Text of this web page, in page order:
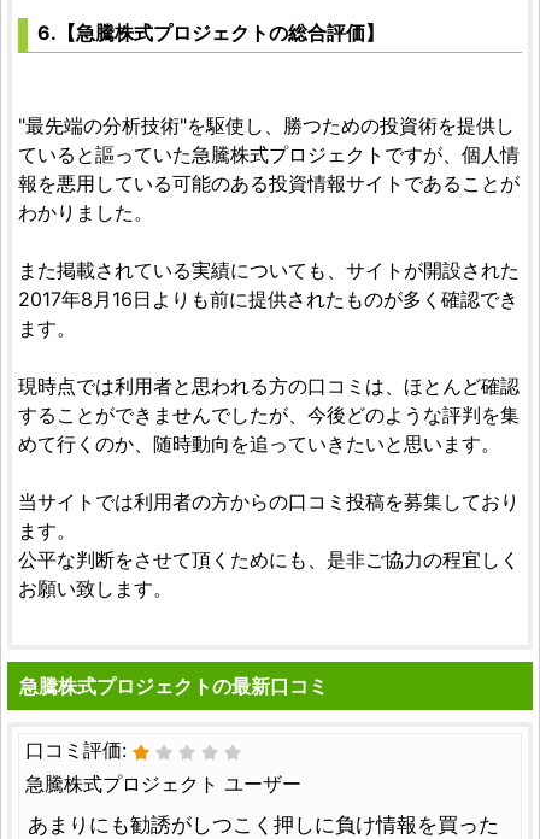
6.【急騰株式プロジェクトの総合評価】
"最先端の分析技術"を駆使し、勝つための投資術を提供し
ていると謳っていた急騰株式プロジェクトですが、個人情
報を悪用している可能のある投資情報サイトであることが
わかりました。
また掲載されている実績についても、サイトが開設された
2017年8月16日よりも前に提供されたものが多く確認でき
ます。
現時点では利用者と思われる方の口コミは、ほとんど確認
することができませんでしたが、今後どのような評判を集
めて行くのか、随時動向を追っていきたいと思います。
当サイトでは利用者の方からの口コミ投稿を募集しており
ます。
公平な判断をさせて頂くためにも、是非ご協力の程宜しく
お願い致します。
急騰株式プロジェクトの最新口コミ
口コミ評価:
急騰株式プロジェクト ユーザー
あまりにも勧誘がしつこく押しに負け情報を買った